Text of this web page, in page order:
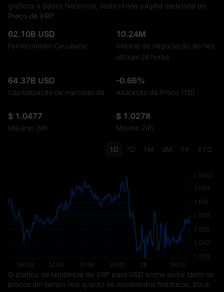
gráficos e dados históricos, visite nossa página dedicada de
Preço de XRP
62.10B USD
Fornecimento Circulante
10.24M
Volume de negociação de nas
últimas 24 horas
64.37B USD
Capitalização de mercado de
-0.66%
Alteração de Preço (1D)
$ 1.0477
Máximo 24h
$ 1.0278
Mínimo 24h
1D 7D 1M 3M 1Y YTD
O gráfico de tendência de XRP para USD acima exibe tanto os
preços em tempo real quanto os movimentos históricos. Você